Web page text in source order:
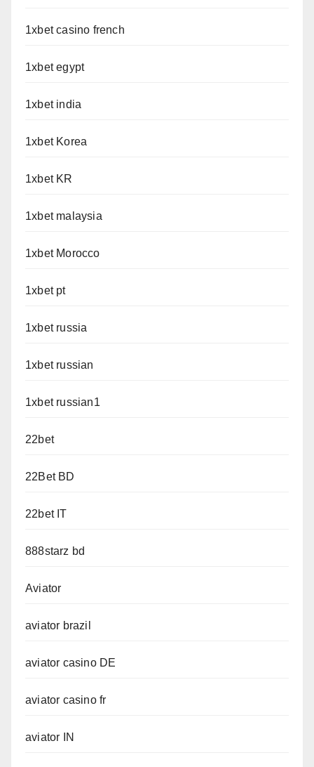
1xbet casino french
1xbet egypt
1xbet india
1xbet Korea
1xbet KR
1xbet malaysia
1xbet Morocco
1xbet pt
1xbet russia
1xbet russian
1xbet russian1
22bet
22Bet BD
22bet IT
888starz bd
Aviator
aviator brazil
aviator casino DE
aviator casino fr
aviator IN